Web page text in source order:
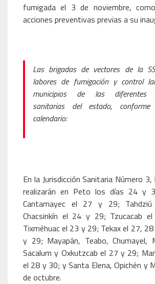
fumigada el 3 de noviembre,
acciones preventivas previas a su
Las brigadas de vectores de la
labores de fumigación y control
municipios de las diferentes
sanitarias del estado,
calendario:
En la Jurisdicción Sanitaria Número
realizarán en Peto los días 24 y
Cantamayec el 27 y 29;
Chacsinkín el 24 y 29; Tzucacab
Tixméhuac el 23 y 29; Tekax el 27,
y 29; Mayapán, Teabo, Chumayel,
Sacalum y Oxkutzcab el 27 y 29;
el 28 y 30; y Santa Elena, Opichén y
de octubre.